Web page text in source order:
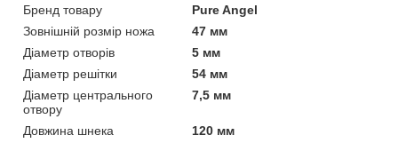
Бренд товару
Pure Angel
Зовнішній розмір ножа
47 мм
Діаметр отворів
5 мм
Діаметр решітки
54 мм
Діаметр центрального
отвору
7,5 мм
Довжина шнека
120 мм